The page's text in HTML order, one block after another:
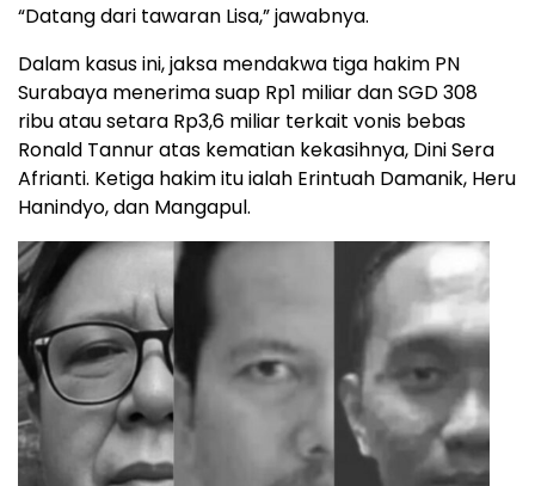
“Datang dari tawaran Lisa,” jawabnya.
Dalam kasus ini, jaksa mendakwa tiga hakim PN
Surabaya menerima suap Rp1 miliar dan SGD 308
ribu atau setara Rp3,6 miliar terkait vonis bebas
Ronald Tannur atas kematian kekasihnya, Dini Sera
Afrianti. Ketiga hakim itu ialah Erintuah Damanik, Heru
Hanindyo, dan Mangapul.